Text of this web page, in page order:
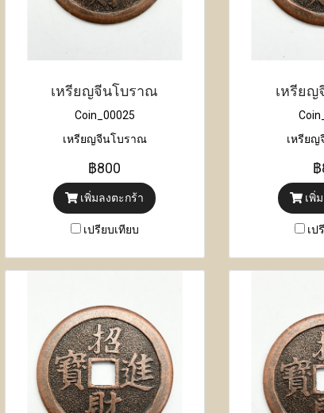
เหรียญจีนโบราณ
Coin_00025
เหรียญจีนโบราณ
฿800
เพิ่มลงตะกร้า
เปรียบเทียบ
เหรีย
เหรีย
เพิ่
เป